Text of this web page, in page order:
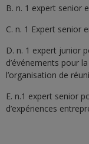
B. n. 1 expert senior
C. n. 1 Expert senior
D. n. 1 expert junior
d’événements pour
l’organisation de
E. n.1 expert senior
d’expériences